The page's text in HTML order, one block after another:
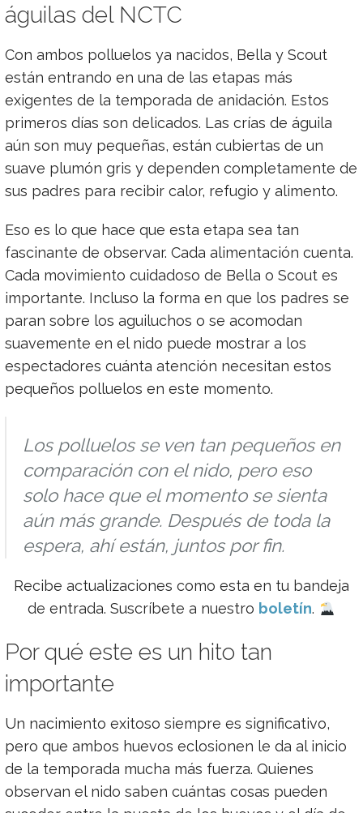
águilas del NCTC
Con ambos polluelos ya nacidos, Bella y Scout
están entrando en una de las etapas más
exigentes de la temporada de anidación. Estos
primeros días son delicados. Las crías de águila
aún son muy pequeñas, están cubiertas de un
suave plumón gris y dependen completamente de
sus padres para recibir calor, refugio y alimento.
Eso es lo que hace que esta etapa sea tan
fascinante de observar. Cada alimentación cuenta.
Cada movimiento cuidadoso de Bella o Scout es
importante. Incluso la forma en que los padres se
paran sobre los aguiluchos o se acomodan
suavemente en el nido puede mostrar a los
espectadores cuánta atención necesitan estos
pequeños polluelos en este momento.
Los polluelos se ven tan pequeños en
comparación con el nido, pero eso
solo hace que el momento se sienta
aún más grande. Después de toda la
espera, ahí están, juntos por fin.
Recibe actualizaciones como esta en tu bandeja
de entrada. Suscríbete a nuestro boletín.
Por qué este es un hito tan
importante
Un nacimiento exitoso siempre es significativo,
pero que ambos huevos eclosionen le da al inicio
de la temporada mucha más fuerza. Quienes
observan el nido saben cuántas cosas pueden